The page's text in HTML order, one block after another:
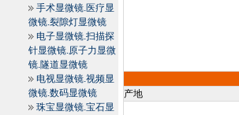
手术显微镜.医疗显
微镜.裂隙灯显微镜
电子显微镜.扫描探
针显微镜.原子力显微
镜.隧道显微镜
电视显微镜.视频显
微镜.数码显微镜
珠宝显微镜.宝石显
产地